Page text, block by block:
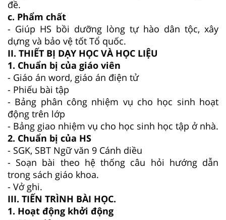
đề.
c. Phẩm chất
- Giúp HS bồi dưỡng lòng tự hào dân tộc, xây
dựng và bảo vệ tốt Tổ quốc.
II. THIẾT BỊ DẠY HỌC VÀ HỌC LIỆU
1. Chuẩn bị của giáo viên
- Giáo án word, giáo án điện tử
- Phiếu bài tập
- Bảng phân công nhiệm vụ cho học sinh hoạt
động trên lớp
- Bảng giao nhiệm vụ cho học sinh học tập ở nhà.
2. Chuẩn bị của HS
- SGK, SBT Ngữ văn 9 Cánh diều
- Soạn bài theo hệ thống câu hỏi hướng dẫn
trong sách giáo khoa.
- Vở ghi.
III. TIẾN TRÌNH BÀI HỌC.
1. Hoạt động khởi động